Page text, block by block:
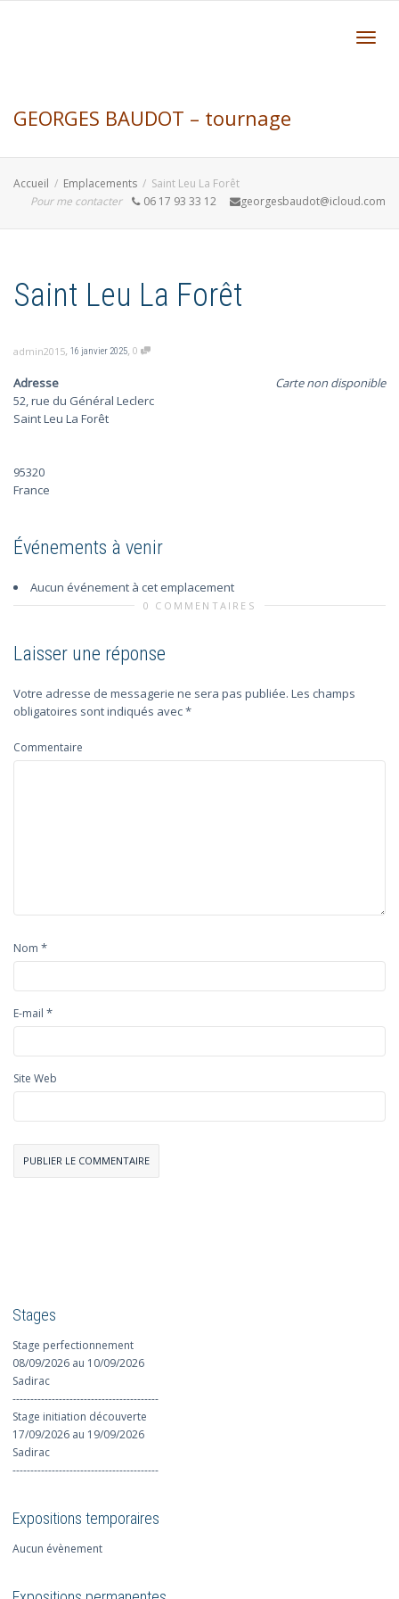
GEORGES BAUDOT – tournage
formation et création bois – Aquitaine
Accueil Emplacements
Saint Leu La Forêt
Pour me contacter
06 17 93 33 12 georgesbaudot@icloud.com
Saint Leu La Forêt
admin2015, 16 janvier 2025, 0
Carte non disponible
Adresse
52, rue du Général Leclerc
Saint Leu La Forêt
95320
France
Événements à venir
Aucun événement à cet emplacement
0 COMMENTAIRES
Laisser une réponse
Votre adresse de messagerie ne sera pas publiée. Les champs
obligatoires sont indiqués avec*
Commentaire
Nom *
E-mail *
Site Web
Stages
Stage perfectionnement
08/09/2026 au 10/09/2026
Sadirac
-----------------------------------------
Stage initiation découverte
17/09/2026 au 19/09/2026
Sadirac
-----------------------------------------
Expositions temporaires
Aucun évènement